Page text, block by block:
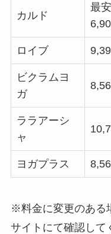
カルド
最
ロイブ
ビクラムヨ
ガ
ララアーシ
ャ
ヨガプラス
※料金に変更のある
サイトにて確認して